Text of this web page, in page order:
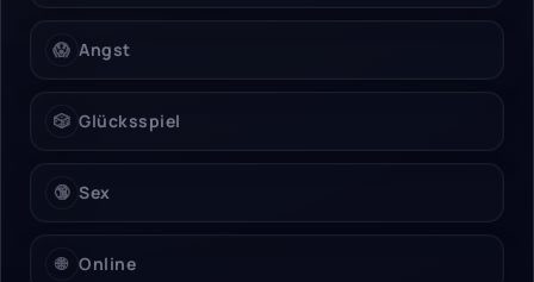
😱 Angst
🎲 Glücksspiel
🔞 Sex
🌐 Online